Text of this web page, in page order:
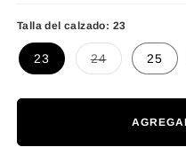
Talla del calzado: 23
23 24
Variante
25